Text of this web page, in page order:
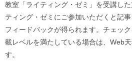
教室「ライティング・ゼミ」を受講し
ティング・ゼミにご参加いただくと記
フィードバックが得られます。チェッ
載レベルを満たしている場合は、Web
す。